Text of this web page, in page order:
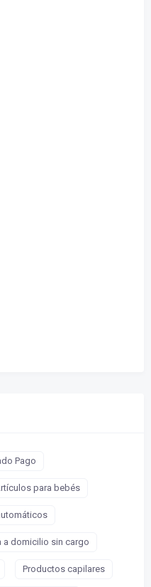
Pago
para bebés
a domicilio sin cargo
Productos capilares